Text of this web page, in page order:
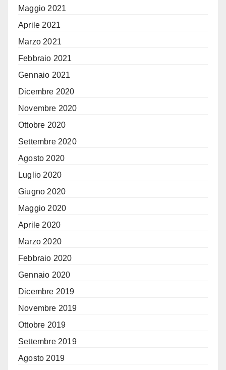
Maggio 2021
Aprile 2021
Marzo 2021
Febbraio 2021
Gennaio 2021
Dicembre 2020
Novembre 2020
Ottobre 2020
Settembre 2020
Agosto 2020
Luglio 2020
Giugno 2020
Maggio 2020
Aprile 2020
Marzo 2020
Febbraio 2020
Gennaio 2020
Dicembre 2019
Novembre 2019
Ottobre 2019
Settembre 2019
Agosto 2019